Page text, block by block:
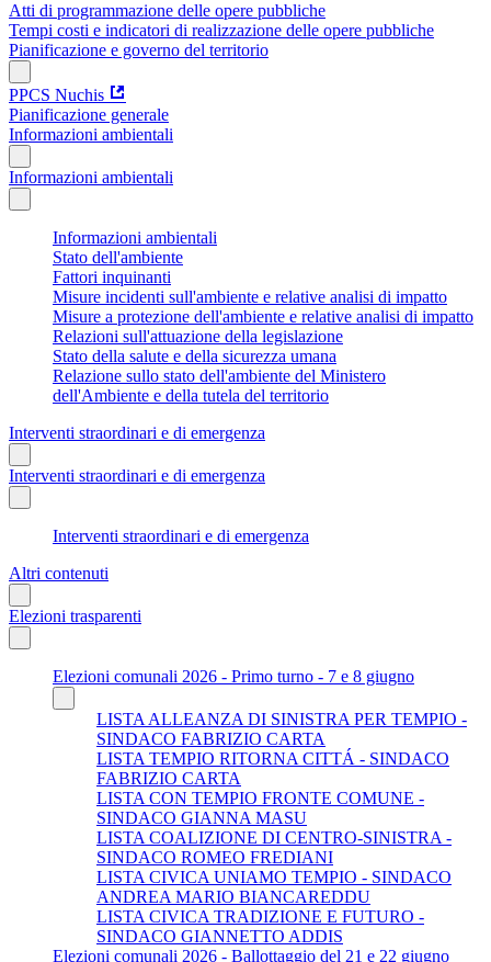
Atti di programmazione delle opere pubbliche
Tempi costi e indicatori di realizzazione delle opere pubbliche
Pianificazione e governo del territorio
PPCS Nuchis
Pianificazione generale
Informazioni ambientali
Informazioni ambientali
Informazioni ambientali
Stato dell'ambiente
Fattori inquinanti
Misure incidenti sull'ambiente e relative analisi di impatto
Misure a protezione dell'ambiente e relative analisi di impatto
Relazioni sull'attuazione della legislazione
Stato della salute e della sicurezza umana
Relazione sullo stato dell'ambiente del Ministero
dell'Ambiente e della tutela del territorio
Interventi straordinari e di emergenza
Interventi straordinari e di emergenza
Interventi straordinari e di emergenza
Altri contenuti
Elezioni trasparenti
Elezioni comunali 2026 - Primo turno - 7 e 8 giugno
LISTA ALLEANZA DI SINISTRA PER TEMPIO -
SINDACO FABRIZIO CARTA
LISTA TEMPIO RITORNA CITTÁ - SINDACO
FABRIZIO CARTA
LISTA CON TEMPIO FRONTE COMUNE -
SINDACO GIANNA MASU
LISTA COALIZIONE DI CENTRO-SINISTRA -
SINDACO ROMEO FREDIANI
LISTA CIVICA UNIAMO TEMPIO - SINDACO
ANDREA MARIO BIANCAREDDU
LISTA CIVICA TRADIZIONE E FUTURO -
SINDACO GIANNETTO ADDIS
Elezioni comunali 2026 - Ballottaggio del 21 e 22 giugno